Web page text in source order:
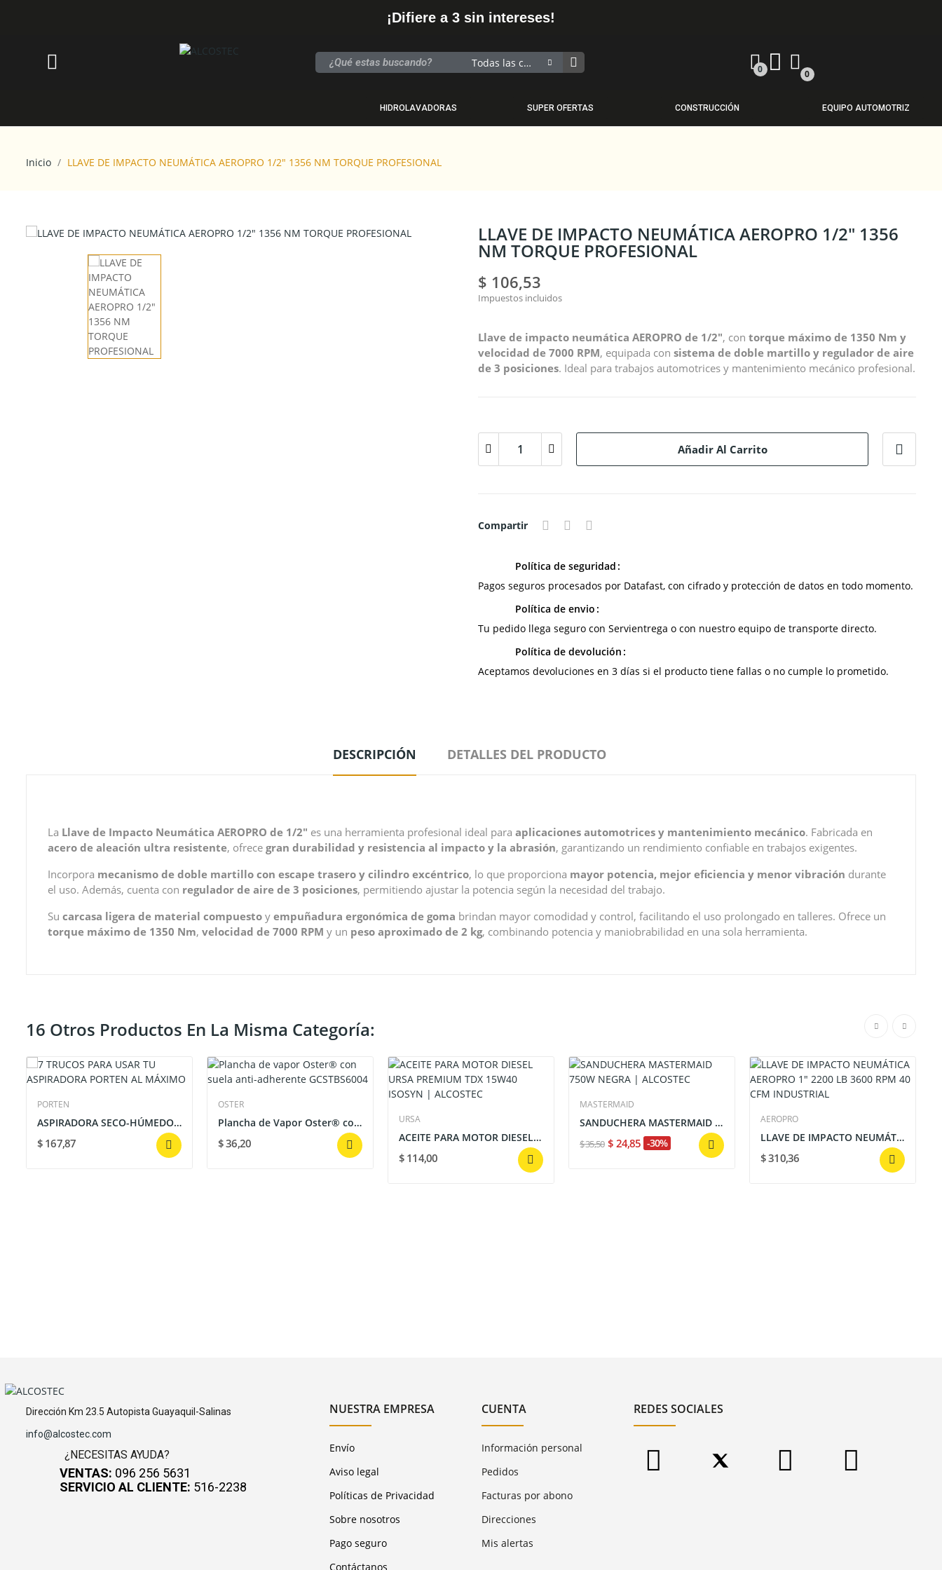
¡Difiere a 3 sin intereses!
Todas las categorias 0 0
HIDROLAVADORAS SUPER OFERTAS CONSTRUCCIÓN EQUIPO AUTOMOTRIZ
Inicio LLAVE DE IMPACTO NEUMÁTICA AEROPRO 1/2" 1356 NM TORQUE PROFESIONAL
LLAVE DE IMPACTO NEUMÁTICA AEROPRO 1/2" 1356
NM TORQUE PROFESIONAL
$ 106,53
Impuestos incluidos
Llave de impacto neumática AEROPRO de 1/2", con torque máximo de 1350 Nm y
velocidad de 7000 RPM, equipada con sistema de doble martillo y regulador de aire
de 3 posiciones. Ideal para trabajos automotrices y mantenimiento mecánico profesional.
Añadir Al Carrito
Compartir
Política de seguridad
Pagos seguros procesados por Datafast, con cifrado y protección de datos en todo momento.
Política de envio
Tu pedido llega seguro con Servientrega o con nuestro equipo de transporte directo.
Política de devolución
Aceptamos devoluciones en 3 días si el producto tiene fallas o no cumple lo prometido.
DESCRIPCIÓN DETALLES DEL PRODUCTO
La Llave de Impacto Neumática AEROPRO de 1/2" es una herramienta profesional ideal para aplicaciones automotrices y mantenimiento mecánico. Fabricada en
acero de aleación ultra resistente, ofrece gran durabilidad y resistencia al impacto y la abrasión, garantizando un rendimiento confiable en trabajos exigentes.
Incorpora mecanismo de doble martillo con escape trasero y cilindro excéntrico, lo que proporciona mayor potencia, mejor eficiencia y menor vibración durante
el uso. Además, cuenta con regulador de aire de 3 posiciones, permitiendo ajustar la potencia según la necesidad del trabajo.
Su carcasa ligera de material compuesto y empuñadura ergonómica de goma brindan mayor comodidad y control, facilitando el uso prolongado en talleres. Ofrece un
torque máximo de 1350 Nm, velocidad de 7000 RPM y un peso aproximado de 2 kg, combinando potencia y maniobrabilidad en una sola herramienta.
16 Otros Productos En La Misma Categoría:
PORTEN
ASPIRADORA SECO-HÚMEDO INOX PORTEN 1200W 120V 8...
$ 167,87
OSTER
Plancha de Vapor Oster® con Suela...
$ 36,20
URSA
ACEITE PARA MOTOR DIESEL URSA PREMIUM TDX 15W40...
$ 114,00
MASTERMAID
SANDUCHERA MASTERMAID 750W NEGRA ANTIADHERENTE...
$ 35,50 $ 24,85 -30%
AEROPRO
LLAVE DE IMPACTO NEUMÁTICA AEROPRO 1" 2200 LB...
$ 310,36
Dirección Km 23.5 Autopista Guayaquil-Salinas
info@alcostec.com
¿NECESITAS AYUDA?
VENTAS: 096 256 5631
SERVICIO AL CLIENTE: 516-2238
NUESTRA EMPRESA
Envío
Aviso legal
Políticas de Privacidad
Sobre nosotros
Pago seguro
Contáctanos
CUENTA
Información personal
Pedidos
Facturas por abono
Direcciones
Mis alertas
REDES SOCIALES